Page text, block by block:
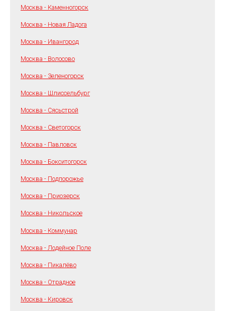
Москва - Каменногорск
Москва - Новая Ладога
Москва - Ивангород
Москва - Волосово
Москва - Зеленогорск
Москва - Шлиссельбург
Москва - Сясьстрой
Москва - Светогорск
Москва - Павловск
Москва - Бокситогорск
Москва - Подпорожье
Москва - Приозерск
Москва - Никольское
Москва - Коммунар
Москва - Лодейное Поле
Москва - Пикалёво
Москва - Отрадное
Москва - Кировск